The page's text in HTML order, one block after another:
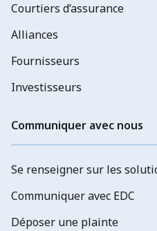
Courtiers d’assurance
Alliances
Fournisseurs
Investisseurs
Communiquer avec nous
Se renseigner sur les
Communiquer avec EDC
Déposer une plainte